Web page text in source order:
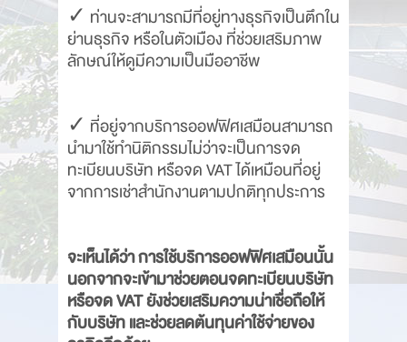
✓ ท่านจะสามารถมีที่อยู่ทางธุรกิจเป็นตึกใน
ย่านธุรกิจ หรือในตัวเมือง ที่ช่วยเสริมภาพ
ลักษณ์ให้ดูมีความเป็นมืออาชีพ
✓ ที่อยู่จากบริการออฟฟิศเสมือนสามารถ
นำมาใช้ทำนิติกรรมไม่ว่าจะเป็นการจด
ทะเบียนบริษัท หรือจด VAT ได้เหมือนที่อยู่
จากการเช่าสำนักงานตามปกติทุกประการ
จะเห็นได้ว่า การใช้บริการออฟฟิศเสมือนนั้น
นอกจากจะเข้ามาช่วยตอนจดทะเบียนบริษัท
หรือจด VAT ยังช่วยเสริมความน่าเชื่อถือให้
กับบริษัท และช่วยลดต้นทุนค่าใช้จ่ายของ